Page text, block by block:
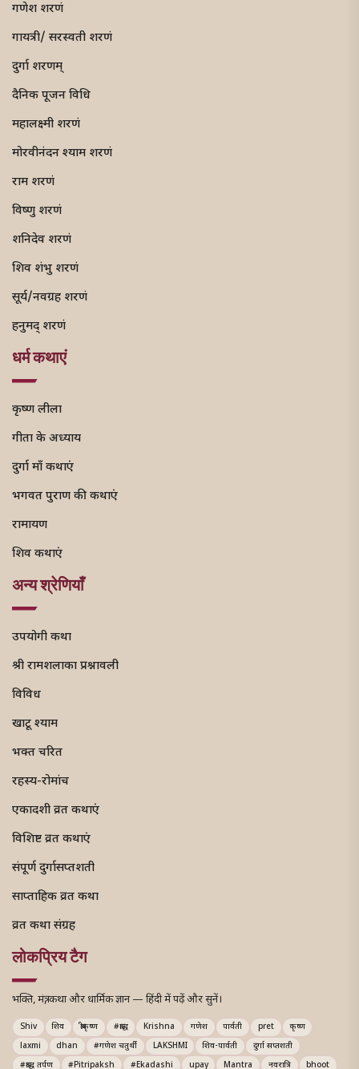
गणेश शरणं
गायत्री/ सरस्वती शरणं
दुर्गा शरणम्
दैनिक पूजन विधि
महालक्ष्मी शरणं
मोरवीनंदन श्याम शरणं
राम शरणं
विष्णु शरणं
शनिदेव शरणं
शिव शंभु शरणं
सूर्य/नवग्रह शरणं
हनुमद् शरणं
धर्म कथाएं
कृष्ण लीला
गीता के अध्याय
दुर्गा माँ कथाएं
भगवत पुराण की कथाएं
रामायण
शिव कथाएं
अन्य श्रेणियाँ
उपयोगी कथा
श्री रामशलाका प्रश्नावली
विविध
खाटू श्याम
भक्त चरित
रहस्य-रोमांच
एकादशी व्रत कथाएं
विशिष्ट व्रत कथाएं
संपूर्ण दुर्गासप्तशती
साप्ताहिक व्रत कथा
व्रत कथा संग्रह
लोकप्रिय टैग
भक्ति, मंत्र, कथा और धार्मिक ज्ञान — हिंदी में पढ़ें और सुनें।
Shiv शिव श्रीकृष्ण #श्राद्ध Krishna गणेश पार्वती pret
कृष्ण
laxmi
dhan #गणेश चतुर्थी LAKSHMI शिव-पार्वती
दुर्गा सप्तशती
#श्राद्ध तर्पण
#Pitripaksh #Ekadashi upay Mantra नवरात्रि bhoot